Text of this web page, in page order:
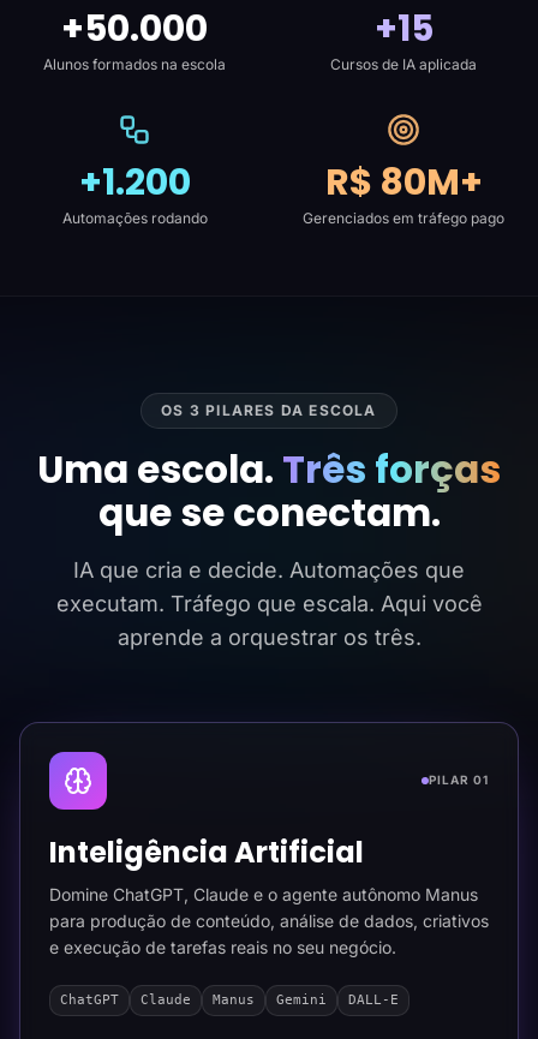
+50.000
Alunos formados na escola
+15
Cursos de IA aplicada
+1.200
Automações rodando
R$ 80M+
Gerenciados em tráfego pago
OS 3 PILARES DA ESCOLA
Uma escola. Três forças
que se conectam.
IA que cria e decide. Automações que
executam. Tráfego que escala. Aqui você
aprende a orquestrar os três.
PILAR 01
Inteligência Artificial
Domine ChatGPT, Claude e o agente autônomo Manus
para produção de conteúdo, análise de dados, criativos
e execução de tarefas reais no seu negócio.
ChatGPT Claude Manus Gemini DALL-E